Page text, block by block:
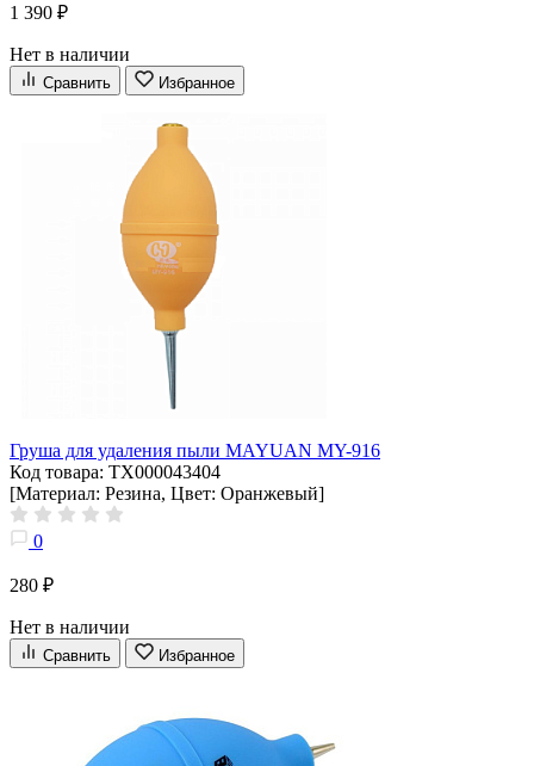
1 390 ₽
Нет в наличии
Сравнить Избранное
Груша для удаления пыли MAYUAN MY-916
Код товара: ТХ000043404
[Материал: Резина, Цвет: Оранжевый]
0
280 ₽
Нет в наличии
Сравнить Избранное